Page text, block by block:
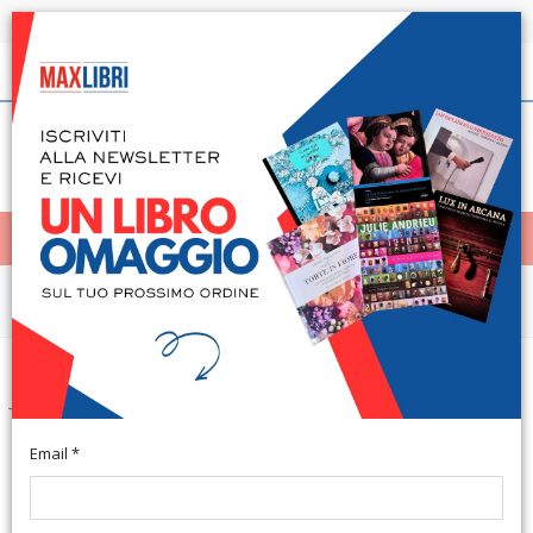
Spedizione in 24h per tutti i libri disponibili
Italiano
< Home
MENÙ
Jules Maidoff. Twenty Years in
Italy. Vent'anni in Italia
febbraio 1993. Testo di Mario De Micheli. Testo Italiano e
Email *